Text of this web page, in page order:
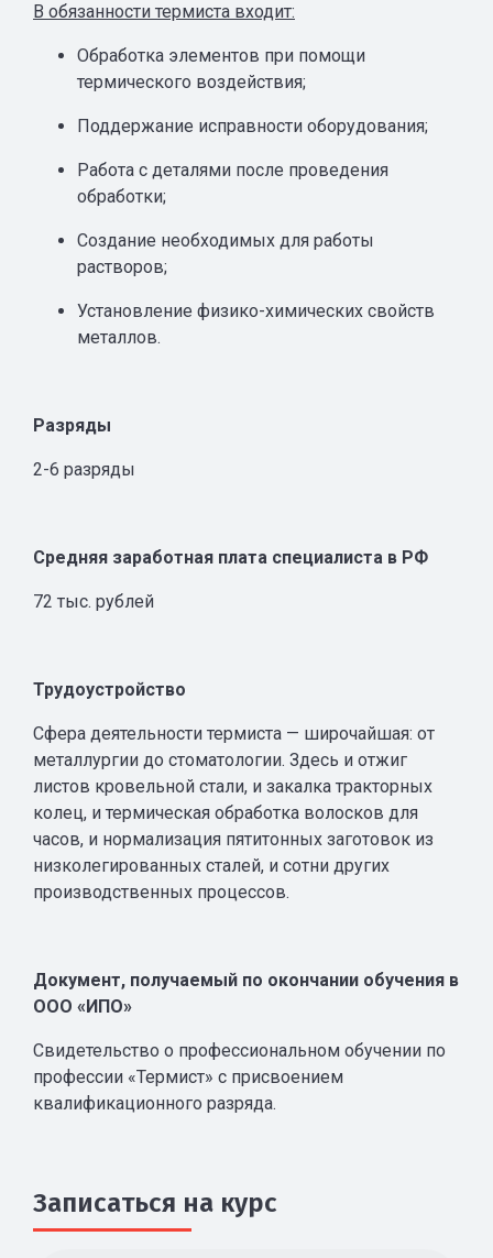
В обязанности термиста входит:
Обработка элементов при помощи
термического воздействия;
Поддержание исправности оборудования;
Работа с деталями после проведения
обработки;
Создание необходимых для работы
растворов;
Установление физико-химических свойств
металлов.
Разряды
2-6 разряды
Средняя заработная плата специалиста в РФ
72 тыс. рублей
Трудоустройство
Сфера деятельности термиста — широчайшая: от
металлургии до стоматологии. Здесь и отжиг
листов кровельной стали, и закалка тракторных
колец, и термическая обработка волосков для
часов, и нормализация пятитонных заготовок из
низколегированных сталей, и сотни других
производственных процессов.
Документ, получаемый по окончании обучения в
ООО «ИПО»
Свидетельство о профессиональном обучении по
профессии «Термист» с присвоением
квалификационного разряда.
Записаться на курс